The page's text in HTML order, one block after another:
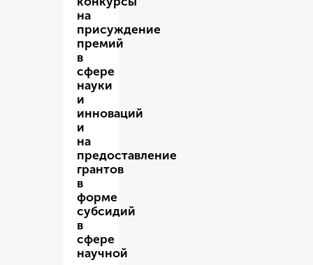
на
присуждение
премий
в
сфере
науки
и
инноваций
и
на
предоставление
грантов
в
форме
субсидий
в
сфере
научной